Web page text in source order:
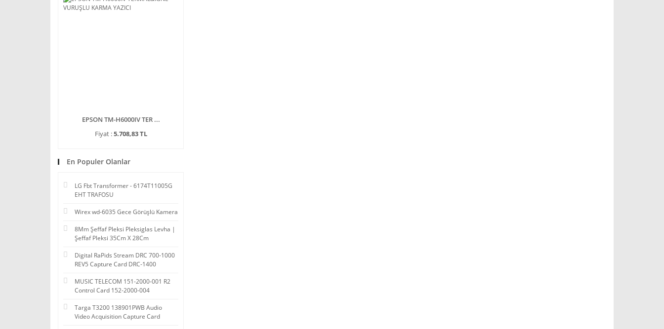
EPSON TM-H6000IV TER ...
Fiyat :5.708,83 TL
En Populer Olanlar
LG Fbt Transformer - 6174T11005G
EHT TRAFOSU
Wirex wd-6035 Gece Görüşlü Kamera
8Mm Şeffaf Pleksi Pleksiglas Levha |
Şeffaf Pleksi 35Cm X 28Cm
Digital RaPids Stream DRC 700-1000
REV5 Capture Card DRC-1400
MUSIC TELECOM 151-2000-001 R2
Control Card 152-2000-004
Targa T3200 138901PWB Audio
Video Acquisition Capture Card